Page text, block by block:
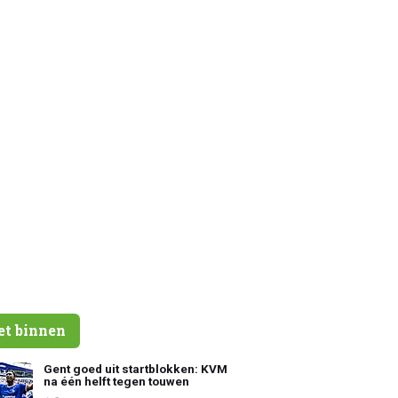
binnen
Gent goed uit startblokken: KVM
na één helft tegen touwen